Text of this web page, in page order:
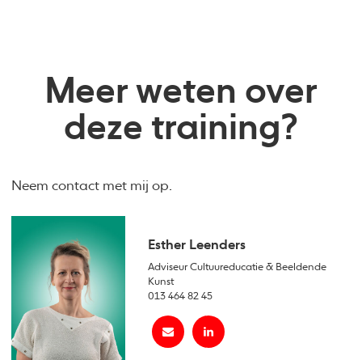
Meer weten over
deze training?
Neem contact met mij op.
Esther Leenders
Adviseur Cultuureducatie & Beeldende
Kunst
013 464 82 45